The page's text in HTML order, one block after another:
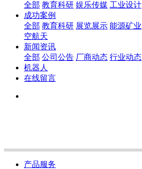
全部 教育科研 娱乐传媒 工业设计
成功案例
全部 教育科研 展览展示 能源矿业
空航天
新闻资讯
全部 公司公告 厂商动态 行业动态
机器人
在线留言
产品服务